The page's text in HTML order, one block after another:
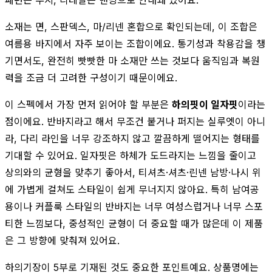
소재는 면, 스판덱스, 마/리넨 혼합으로 확인되는데, 이 조합은
여름용 바지에서 자주 보이는 조합이에요. 통기성과 착용감을 챙
기면서도, 완전히 빳빳한 마 소재만 쓰는 것보다 움직임과 복원
력을 조금 더 고려한 구성이기 때문이에요.
이 스펙에서 가장 먼저 읽어야 할 부분은 하의핏이 일자핏이라는
점이에요. 반바지라고 해서 무조건 붙거나 퍼지는 실루엣이 아니
라, 다리 라인을 너무 강조하지 않고 깔끔하게 떨어지는 형태를
기대할 수 있어요. 일자핏은 하체가 도드라지는 느낌을 줄이고
상의와의 균형을 맞추기 좋아서, 티셔츠·셔츠·린넨 남방·나시 위
에 가볍게 걸쳐도 스타일이 쉽게 무너지지 않아요. 특히 남여공
용이나 커플룩 스타일의 반바지는 너무 여성스럽거나 너무 스포
티한 느낌보다, 중성적인 균형이 더 중요할 때가 많은데 이 제품
은 그 방향에 맞춰져 있어요.
하의기장이 5부로 기재된 것도 중요한 포인트예요. 상품명에는